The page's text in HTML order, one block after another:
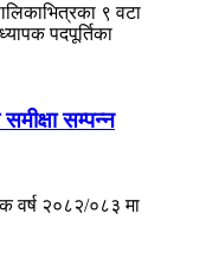
९ वटा
पदपूर्तिका
सम्पन्न
वर्ष २०८२/०८३ मा